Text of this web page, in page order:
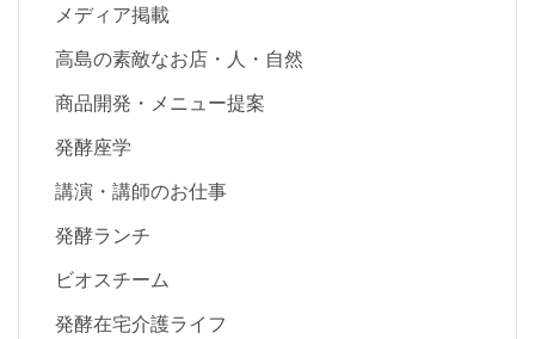
メディア掲載
高島の素敵なお店・人・自然
商品開発・メニュー提案
発酵座学
講演・講師のお仕事
発酵ランチ
ビオスチーム
発酵在宅介護ライフ